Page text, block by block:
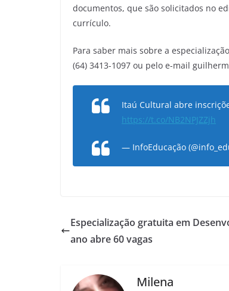
documentos, que são solicitados no
currículo.
Para saber mais sobre a
(64) 3413-1097 ou pelo e-mail
Itaú Cultural abre
https://t.co/NB2NPJZZjh
— InfoEducação
Especialização gratuita em
ano abre 60 vagas
Milena